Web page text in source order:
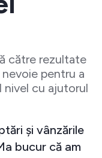
către rezultate
pentru a
nivel cu ajutorul
și vânzările
bucur că am